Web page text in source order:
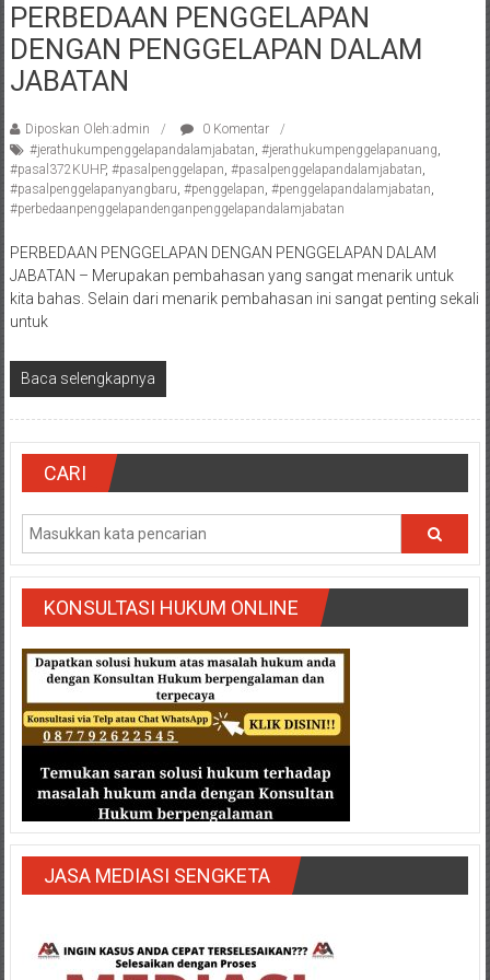
Pengacara
Perceraian/
Advokat
/
Konsultan
Hukum
/
Konsultan
Pajak/
Mediator/
Mediasi/
Yogyakarta/Bantul/Sleman/Gunung
Kidul/Wonosari/Wates/Kulonprogo/
Yogyakarta/Jogja/
Purwakarta,
Sukoharjo/
Semarang/
Batang/Brebes/
Purworejo,
Kebumen/Magelang/Temanggung/Mungkid/Demak/
Batu/
Blitar/Surabaya/Palembang/
Bekasi/Jakarta
selatan/
Jakarta
Utara/
Pusat/
Karawang/
Lampung
Barat/
Lampung
Jambi/
Bengkulu/
PERBEDAAN PENGGELAPAN
DENGAN PENGGELAPAN DALAM
JABATAN
Diposkan Oleh:admin
0 Komentar
#jerathukumpenggelapandalamjabatan, #jerathukumpenggelapanuang,
#pasal372KUHP, #pasalpenggelapan, #pasalpenggelapandalamjabatan,
#pasalpenggelapanyangbaru, #penggelapan, #penggelapandalamjabatan,
#perbedaanpenggelapandenganpenggelapandalamjabatan
PERBEDAAN PENGGELAPAN DENGAN PENGGELAPAN DALAM
JABATAN – Merupakan pembahasan yang sangat menarik untuk
kita bahas. Selain dari menarik pembahasan ini sangat penting sekali
untuk
Baca selengkapnya
CARI
KONSULTASI HUKUM ONLINE
JASA MEDIASI SENGKETA